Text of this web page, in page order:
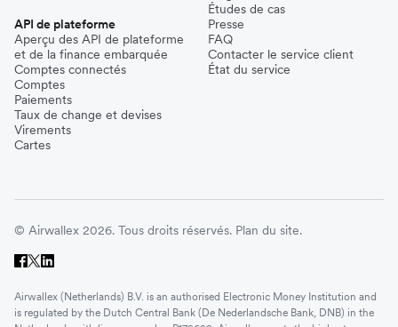
API de plateforme
Aperçu des API de plateforme
et de la finance embarquée
Comptes connectés
Comptes
Paiements
Taux de change et devises
Virements
Cartes
Études de cas
Presse
FAQ
Contacter le service client
État du service
© Airwallex 2026. Tous droits réservés. Plan du site.
Airwallex (Netherlands) B.V. is an authorised Electronic Money Institution and
is regulated by the Dutch Central Bank (De Nederlandsche Bank, DNB) in the